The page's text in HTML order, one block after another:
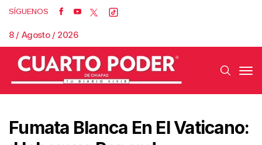
SÍGUENOS
8 / Agosto / 2026
Fumata Blanca En El Vaticano: